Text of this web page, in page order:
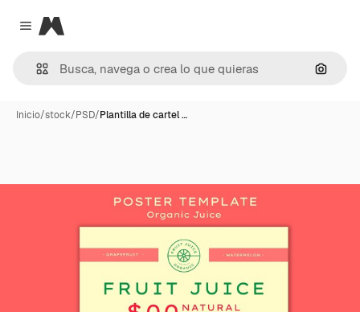
Close menu
Magnific
Inicio/stock/PSD/Plantilla de cartel …